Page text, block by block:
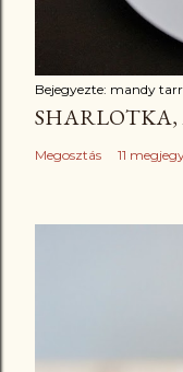
Bejegyezte: mandy
SHARLOTKA,
Megosztás 11